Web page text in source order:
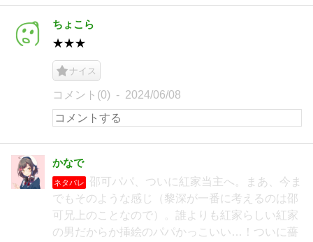
ちょこら
★★★
ナイス
コメント(0) 2024/06/08
かなで
ネタバレ
邵可パパ、ついに紅家当主へ。まあ、今ま
でもそのような感じ（黎深が一番に考えるのは邵
可兄上のことなので）。誰よりも紅家らしい紅家
の男だからか挿絵のパパかっこいい…！ついに薔